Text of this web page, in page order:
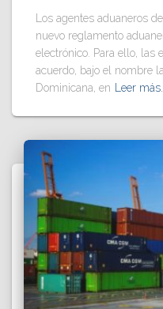
Los agentes aduaneros
nuevo reglamento
electrónico. Para ello, las
acuerdo, bajo el nombre
Dominicana, en
Leer más…